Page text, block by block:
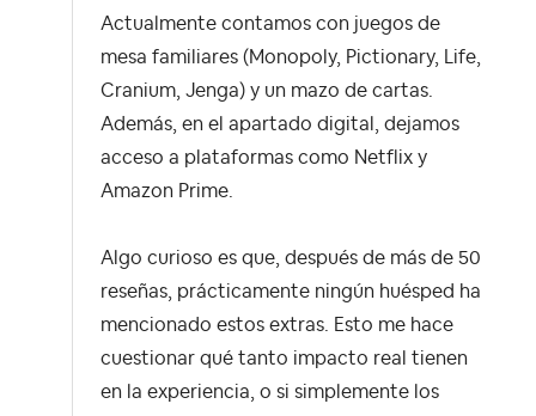
Actualmente contamos con juegos de
mesa familiares (Monopoly, Pictionary, Life,
Cranium, Jenga) y un mazo de cartas.
Además, en el apartado digital, dejamos
acceso a plataformas como Netflix y
Amazon Prime.
Algo curioso es que, después de más de 50
reseñas, prácticamente ningún huésped ha
mencionado estos extras. Esto me hace
cuestionar qué tanto impacto real tienen
en la experiencia, o si simplemente los